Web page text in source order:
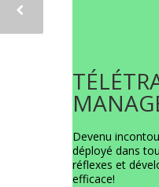
Devenu
déployé dans
réflexes et
efficace!